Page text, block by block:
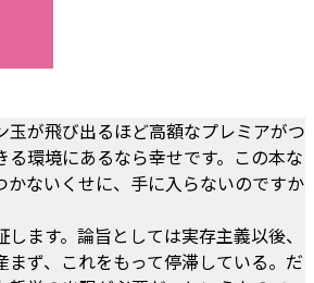
玉が飛び出るほど高額なプレミアがつ
る環境にあるなら幸せです。この本な
かないくせに、手に入らないのですか
ます。論旨としては実存主義以後、
まず、これをもって停滞している。だ